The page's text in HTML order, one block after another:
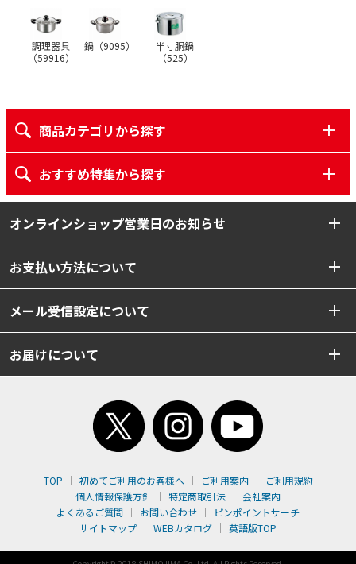
調理器具
（59916）
鍋（9095）
半寸胴鍋
（525）
商品カテゴリから探す
おすすめ特集から探す
オンラインショップ営業日のお知らせ
お支払い方法について
メール受信設定について
お届けについて
TOP 初めてご利用のお客様へ ご利用案内
ご利用規約
個人情報保護方針
特定商取引法
会社案内
よくあるご質問
お問い合わせ
ピンポイントサーチ
サイトマップ
WEBカタログ 英語版TOP